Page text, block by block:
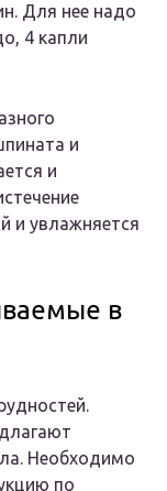
Для нее надо
4 капли
и
и
и увлажняется
в
Необходимо
по